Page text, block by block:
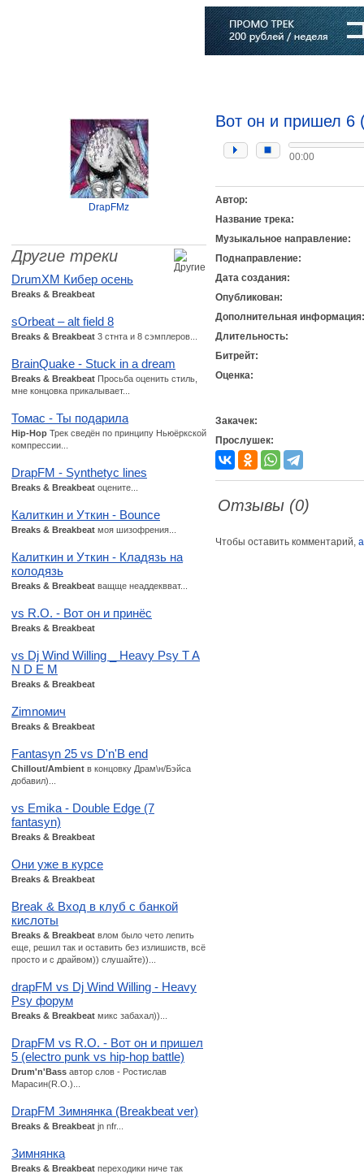
DrapFMz
Другие треки
DrumXM Кибер осень
Breaks & Breakbeat
sOrbeat – alt field 8
Breaks & Breakbeat 3 стнта и 8 сэмплеров...
BrainQuake - Stuck in a dream
Breaks & Breakbeat Просьба оценить стиль,
мне концовка прикалывает...
Томас - Ты подарила
Hip-Hop Трек сведён по принципу Ньюёркской
компрессии...
DrapFM - Synthetyc lines
Breaks & Breakbeat оцените...
Калиткин и Уткин - Bounce
Breaks & Breakbeat моя шизофрения...
Калиткин и Уткин - Кладязь на
колодязь
Breaks & Breakbeat ващще неаддеквват...
vs R.O. - Вот он и принёс
Breaks & Breakbeat
vs Dj Wind Willing _ Heavy Psy T A
N D E M
Breaks & Breakbeat
Zimnомич
Breaks & Breakbeat
Fantasyn 25 vs D'n'B end
Chillout/Ambient в концовку Драм\н/Бэйса
добавил)...
vs Emika - Double Edge (7
fantasyn)
Breaks & Breakbeat
Они уже в курсе
Breaks & Breakbeat
Break & Вход в клуб с банкой
кислоты
Breaks & Breakbeat влом было чето лепить
еще, решил так и оставить без излишиств, всё
просто и с драйвом)) слушайте))...
drapFM vs Dj Wind Willing - Heavy
Psy форум
Breaks & Breakbeat микс забахал))...
DrapFM vs R.O. - Вот он и пришел
5 (electro punk vs hip-hop battle)
Drum'n'Bass автор слов - Ростислав
Марасин(R.O.)...
DrapFM Зимнянка (Breakbeat ver)
Breaks & Breakbeat jn nfr...
Зимнянка
Breaks & Breakbeat переходики ниче так
Вот он и пришел 6
00:00
Автор:
Название трека:
Музыкальное направление:
Поднаправление:
Дата создания:
Опубликован:
Дополнительная информация:
Длительность:
Битрейт:
Оценка:
Закачек:
Прослушек:
Отзывы (0)
Чтобы оставить комментарий,